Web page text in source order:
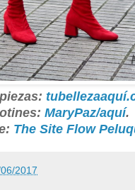
MaryPaz/aquí.
The Site Flow
2017